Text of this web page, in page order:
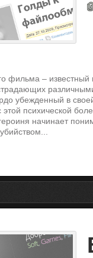
фильма –
убежденный в
этой психической
начинает